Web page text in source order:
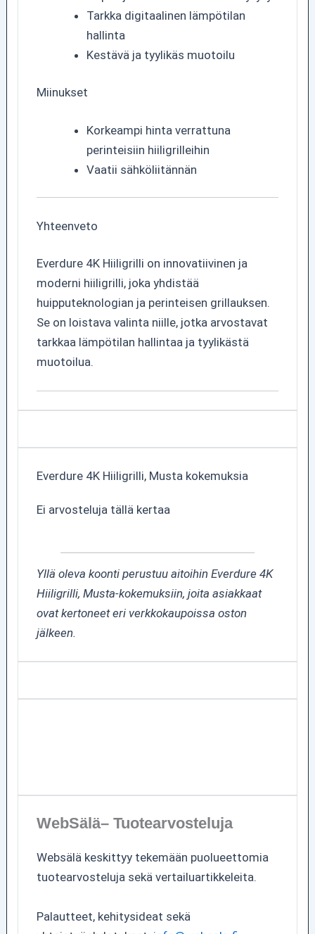
Tarkka digitaalinen lämpötilan
hallinta
Kestävä ja tyylikäs muotoilu
Miinukset
Korkeampi hinta verrattuna
perinteisiin hiiligrilleihin
Vaatii sähköliitännän
Yhteenveto
Everdure 4K Hiiligrilli on innovatiivinen ja
moderni hiiligrilli, joka yhdistää
huipputeknologian ja perinteisen grillauksen.
Se on loistava valinta niille, jotka arvostavat
tarkkaa lämpötilan hallintaa ja tyylikästä
muotoilua.
Everdure 4K Hiiligrilli, Musta kokemuksia
Ei arvosteluja tällä kertaa
Yllä oleva koonti perustuu aitoihin Everdure 4K
Hiiligrilli, Musta-kokemuksiin, joita asiakkaat
ovat kertoneet eri verkkokaupoissa oston
jälkeen.
WebSälä– Tuotearvosteluja
Websälä keskittyy tekemään puolueettomia
tuotearvosteluja sekä vertailuartikkeleita.
Palautteet, kehitysideat sekä